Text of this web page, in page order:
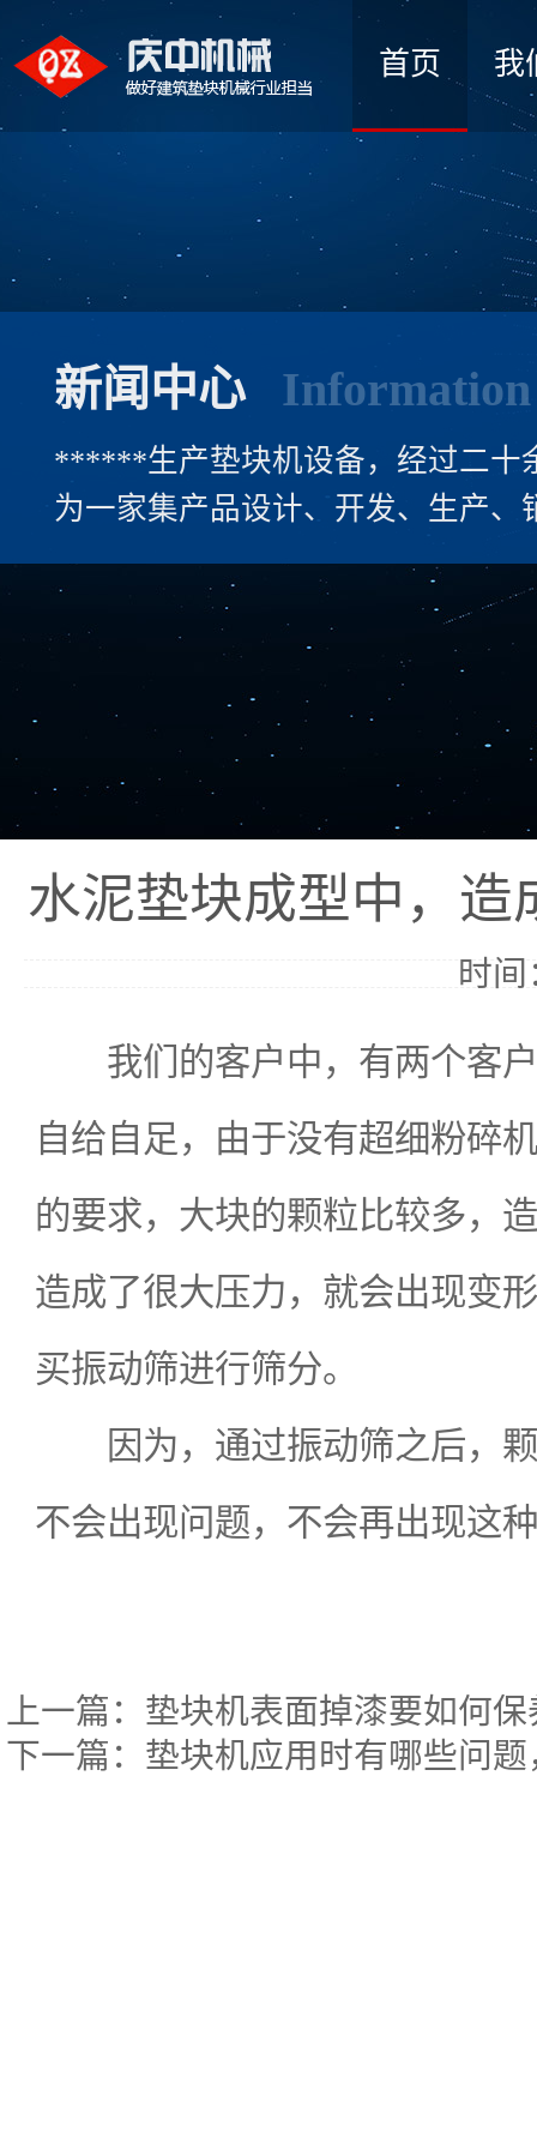
首页 我
新闻中心
******生产垫块机设备，经过二十
为一家集产品设计、开发、生产、
水泥垫块成型中，
时间
我们的客户中，有两个客户
自给自足，由于没有超细粉碎
的要求，大块的颗粒比较多，
造成了很大压力，就会出现变
买振动筛进行筛分。
因为，通过振动筛之后，颗
不会出现问题，不会再出现这
上一篇： 垫块机表面掉漆要如何
下一篇： 垫块机应用时有哪些问